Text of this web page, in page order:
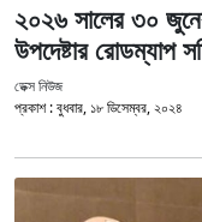
২০২৬ সালের ৩০
উপদেষ্টার রোডম্যাপ
ডেক্স নিউজ
প্রকাশ :বুধবার, ১৮ ডিসেম্বর, ২০২৪